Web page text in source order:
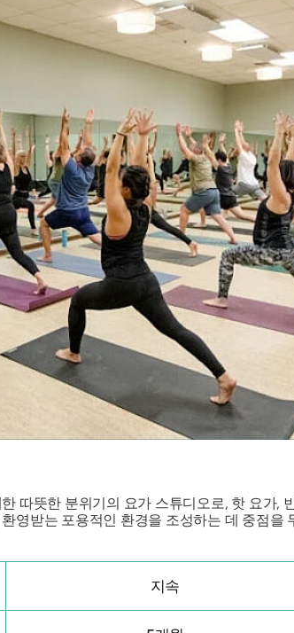
따뜻한 분위기의 요가 스튜디오로, 핫 요가,
영받는 포용적인 환경을 조성하는 데 중점을
지속